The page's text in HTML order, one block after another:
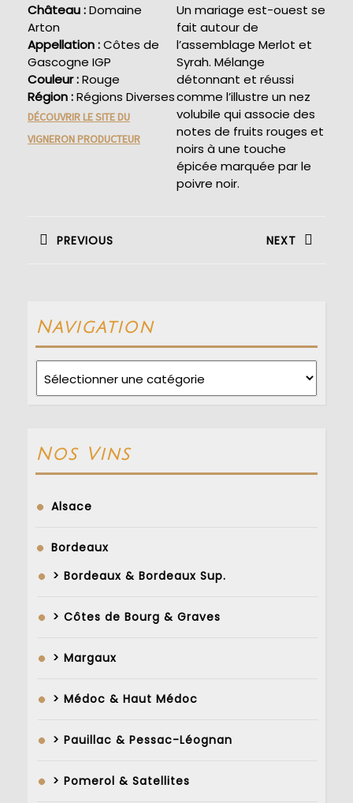
Un mariage est-ouest se
fait autour de
l’assemblage Merlot et
Syrah. Mélange
détonnant et réussi
comme l’illustre un nez
volubile qui associe des
notes de fruits rouges et
noirs à une touche
épicée marquée par le
poivre noir.
Château :Domaine
Arton
Appellation :Côtes de
Gascogne IGP
Couleur :Rouge
Région :Régions Diverses
DÉCOUVRIR LE SITE DU
VIGNERON PRODUCTEUR
dePREVIOUS NEXT
Navigation
Nos Vins
Alsace
Bordeaux
> Bordeaux & Bordeaux Sup.
> Côtes de Bourg & Graves
> Margaux
> Médoc & Haut Médoc
> Pauillac & Pessac-Léognan
> Pomerol & Satellites